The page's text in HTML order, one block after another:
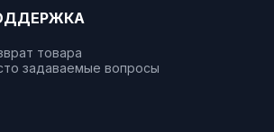
товара
задаваемые вопросы